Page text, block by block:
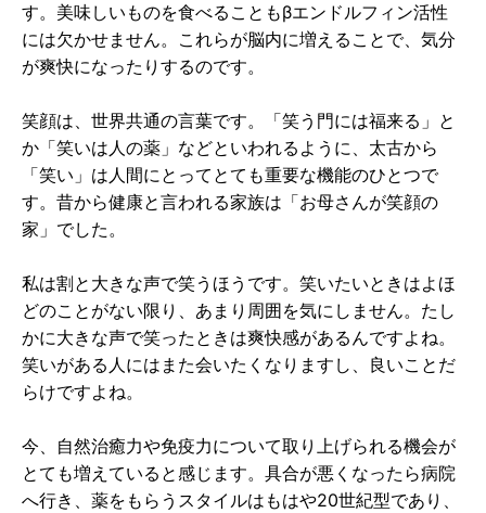
す。美味しいものを食べることもβエンドルフィン活性
には欠かせません。これらが脳内に増えることで、気分
が爽快になったりするのです。
笑顔は、世界共通の言葉です。「笑う門には福来る」と
か「笑いは人の薬」などといわれるように、太古から
「笑い」は人間にとってとても重要な機能のひとつで
す。昔から健康と言われる家族は「お母さんが笑顔の
家」でした。
私は割と大きな声で笑うほうです。笑いたいときはよほ
どのことがない限り、あまり周囲を気にしません。たし
かに大きな声で笑ったときは爽快感があるんですよね。
笑いがある人にはまた会いたくなりますし、良いことだ
らけですよね。
今、自然治癒力や免疫力について取り上げられる機会が
とても増えていると感じます。具合が悪くなったら病院
へ行き、薬をもらうスタイルはもはや20世紀型であり、